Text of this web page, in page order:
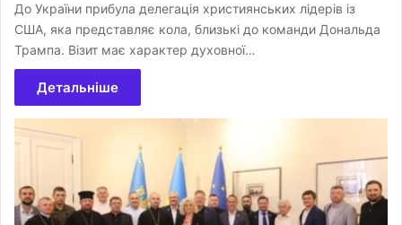
До України прибула делегація християнських лідерів із
США, яка представляє кола, близькі до команди Дональда
Трампа. Візит має характер духовної…
Детальніше